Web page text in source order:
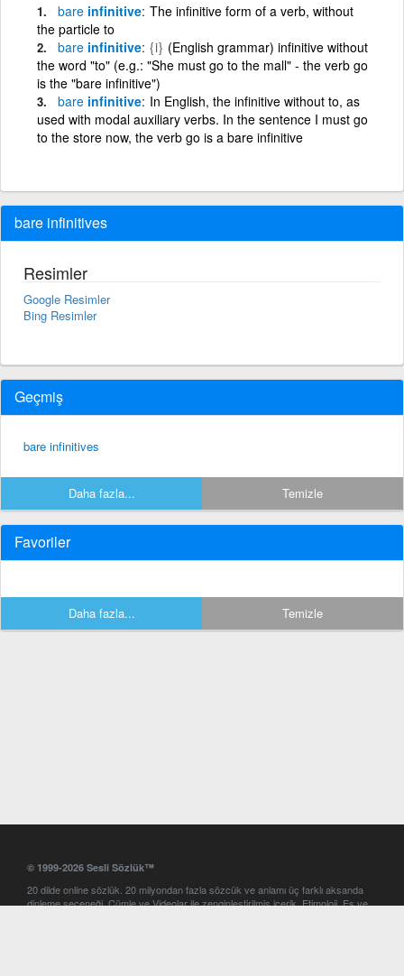
bare infinitive The infinitive form of a verb, without
the particle to
bare infinitive {i} (English grammar) infinitive without
the word "to" (e.g.: "She must go to the mall" - the verb go
is the "bare infinitive")
bare infinitive In English, the infinitive without to, as
used with modal auxiliary verbs. In the sentence I must go
to the store now, the verb go is a bare infinitive
bare infinitives
Resimler
Google Resimler
Bing Resimler
Geçmiş
bare infinitives
Daha fazla... Temizle
Favoriler
Daha fazla... Temizle
© 1999-2026 Sesli Sözlük™
20 dilde online sözlük. 20 milyondan fazla sözcük ve anlamı üç farklı aksanda
dinleme seçeneği. Cümle ve Videolar ile zenginleştirilmiş içerik. Etimoloji, Eş ve